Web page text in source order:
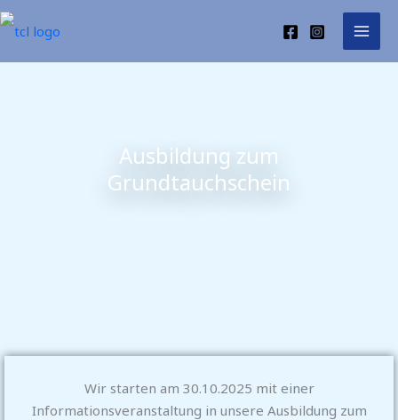
Zum
Inhalt
Ausbildung zum
Grundtauchschein
Wir starten am 30.10.2025 mit einer
Informationsveranstaltung in unsere Ausbildung zum